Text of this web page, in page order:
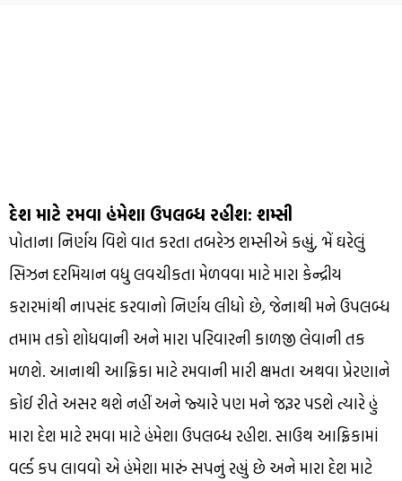
દેશ માટે રમવા હંમેશા ઉપલબ્ધ રહીશ: શમ્સી
પોતાના નિર્ણય વિશે વાત કરતા તબરેઝ શમ્સીએ કહ્યું, ‘મેં ઘરેલું
સિઝન દરમિયાન વધુ લવચીકતા મેળવવા માટે મારા કેન્દ્રીય
કરારમાંથી નાપસંદ કરવાનો નિર્ણય લીધો છે, જેનાથી મને ઉપલબ્ધ
તમામ તકો શોધવાની અને મારા પરિવારની કાળજી લેવાની તક
મળશે. આનાથી આફ્રિકા માટે રમવાની મારી ક્ષમતા અથવા પ્રેરણાને
કોઈ રીતે અસર થશે નહીં અને જ્યારે પણ મને જરૂર પડશે ત્યારે હું
મારા દેશ માટે રમવા માટે હંમેશા ઉપલબ્ધ રહીશ. સાઉથ આફ્રિકામાં
વર્લ્ડ કપ લાવવો એ હંમેશા મારું સપનું રહ્યું છે અને મારા દેશ માટે